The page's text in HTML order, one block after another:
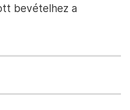
bevételhez a